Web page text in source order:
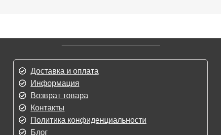
Доставка и оплата
Информация
Возврат товара
Контакты
Политика конфиденциальности
Блог